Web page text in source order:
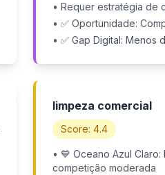
• Requer estratégia de
• ✅ Oportunidade:
• ✅ Gap Digital:
limpeza comercial
Score: 4.4
• 💙 Oceano Azul
competição moderada